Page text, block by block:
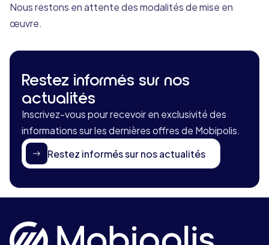
Nous restons en attente des modalités de mise en
œuvre.
Restez informés sur nos
actualités
Inscrivez-vous pour recevoir en exclusivité des
informations sur les dernières offres de Mobipolis.
Restez informés sur nos actualités